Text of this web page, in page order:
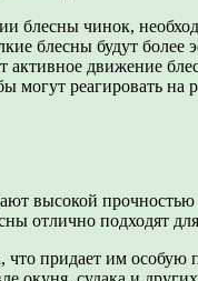
блесны чинок,
блесны будут
движение
реагировать
высокой
отлично подходят
что придает им